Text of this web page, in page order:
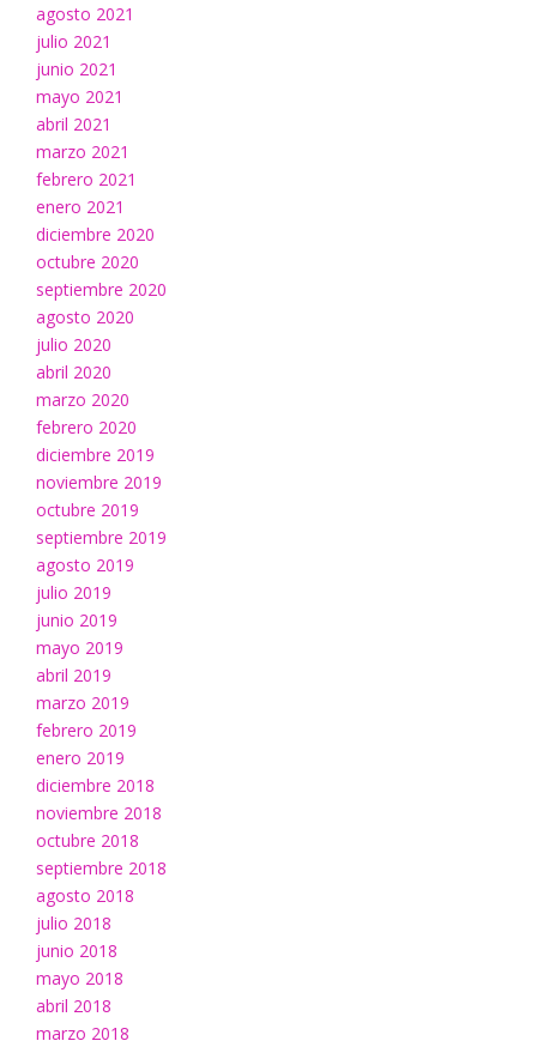
agosto 2021
julio 2021
junio 2021
mayo 2021
abril 2021
marzo 2021
febrero 2021
enero 2021
diciembre 2020
octubre 2020
septiembre 2020
agosto 2020
julio 2020
abril 2020
marzo 2020
febrero 2020
diciembre 2019
noviembre 2019
octubre 2019
septiembre 2019
agosto 2019
julio 2019
junio 2019
mayo 2019
abril 2019
marzo 2019
febrero 2019
enero 2019
diciembre 2018
noviembre 2018
octubre 2018
septiembre 2018
agosto 2018
julio 2018
junio 2018
mayo 2018
abril 2018
marzo 2018